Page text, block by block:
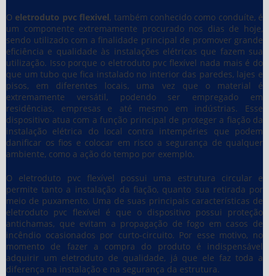
O eletroduto pvc flexivel, também conhecido como conduíte, é
um componente extremamente procurado nos dias de hoje,
sendo utilizado com a finalidade principal de promover grande
eficiência e qualidade às instalações elétricas que fazem sua
utilização. Isso porque o eletroduto pvc flexível nada mais é do
que um tubo que fica instalado no interior das paredes, lajes e
pisos, em diferentes locais, uma vez que o material é
extremamente versátil, podendo ser empregado em
residências, empresas e até mesmo em indústrias. Esse
dispositivo atua com a função principal de proteger a fiação da
instalação elétrica do local contra intempéries que podem
danificar os fios e colocar em risco a segurança de qualquer
ambiente, como a ação do tempo por exemplo.
O eletroduto pvc flexível possui uma estrutura circular e
permite tanto a instalação da fiação, quanto sua retirada por
meio de puxamento. Uma de suas principais características de
eletroduto pvc flexível é que o dispositivo possui proteção
antichamas, que evitam a propagação de fogo em casos de
incêndio ocasionados por curto-circuito. Por esse motivo, no
momento de fazer a compra do produto é indispensável
adquirir um eletroduto de qualidade, já que ele faz toda a
diferença na instalação e na segurança da estrutura.